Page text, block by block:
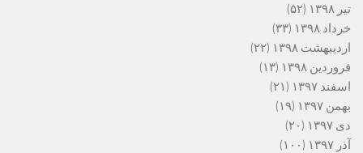
تیر ۱۳۹۸
(۵۲)
خرداد ۱۳۹۸
(۳۳)
اردیبهشت ۱۳۹۸
(۲۲)
فروردین ۱۳۹۸
(۱۳)
اسفند ۱۳۹۷
(۲۱)
بهمن ۱۳۹۷
(۱۹)
دی ۱۳۹۷
(۲۰)
آذر ۱۳۹۷
(۱۰۰)